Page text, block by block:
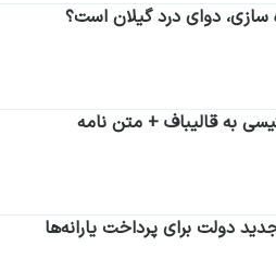
سازی، دوای درد گیلان است؟
به قالیباف + متن نامه
دولت برای پرداخت یارانه‌ها